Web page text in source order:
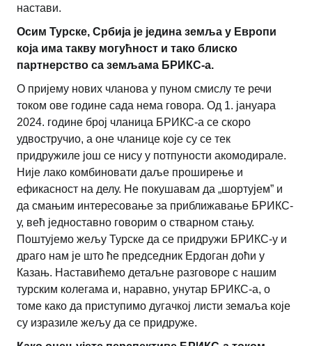
настави.
Осим Турске, Србија је једина земља у Европи
која има такву могућност и тако блиско
партнерство са земљама БРИКС-а.
О пријему нових чланова у пуном смислу те речи
током ове године сада нема говора. Од 1. јануара
2024. године број чланица БРИКС-а се скоро
удвостручио, а оне чланице које су се тек
придружиле још се нису у потпуности акомодирале.
Није лако комбиновати даље проширење и
ефикасност на делу. Не покушавам да „шортујем” и
да смањим интересовање за приближавање БРИКС-
у, већ једноставно говорим о стварном стању.
Поштујемо жељу Турске да се придружи БРИКС-у и
драго нам је што ће председник Ердоган доћи у
Казањ. Наставићемо детаљне разговоре с нашим
турским колегама и, наравно, унутар БРИКС-а, о
томе како да приступимо дугачкој листи земаља које
су изразиле жељу да се придруже.